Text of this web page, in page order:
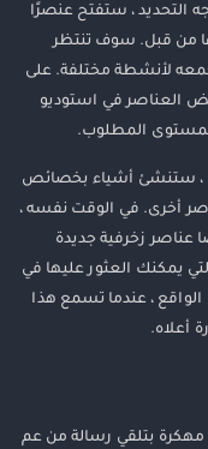
التحديد ، ستفتح عنصرًا
من قبل. سوف تنتظر
لأنشطة مختلفة. على
العناصر في استوديو
المطلوب.
، ستنشئ أشياء بخصائص
أخرى. في الوقت نفسه ،
عناصر زخرفية جديدة
يمكنك العثور عليها في
الواقع ، عندما تسمع هذا
أعلاه.
مهكرة بتلقي رسالة من عم